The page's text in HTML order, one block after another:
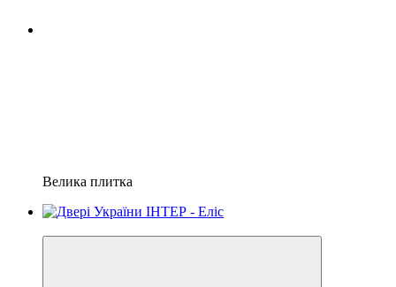
Велика плитка